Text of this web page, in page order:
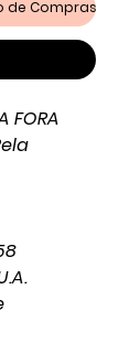
de Compras
FORA